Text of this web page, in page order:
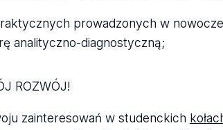
prowadzonych w
analityczno-diagnostyczną;
ROZWÓJ!
zainteresowań w studenckich